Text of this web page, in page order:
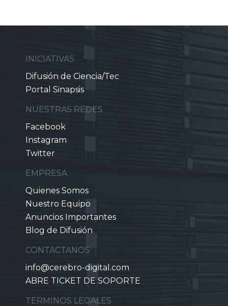
INICIATIVAS
Difusión de Ciencia/Tec
Portal Sinapsis
NUESTRAS REDES
Facebook
Instagram
Twitter
EMPRESA
Quienes Somos
Nuestro Equipo
Anuncios Importantes
Blog de Difusión
CONTACTANOS
info@cerebro-digital.com
ABRE TICKET DE SOPORTE
TERMINOS LEGALES